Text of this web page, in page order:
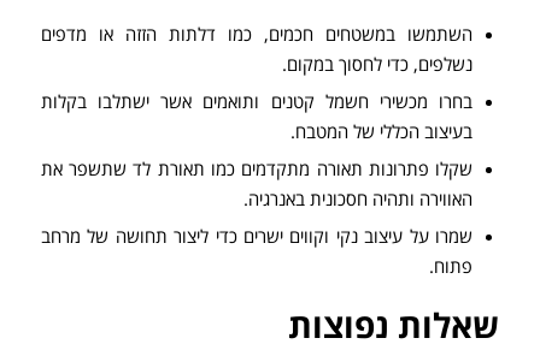
השתמשו במשטחים חכמים, כמו דלתות הזזה או מדפים
נשלפים, כדי לחסוך במקום.
בחרו מכשירי חשמל קטנים ותואמים אשר ישתלבו בקלות
בעיצוב הכללי של המטבח.
שקלו פתרונות תאורה מתקדמים כמו תאורת לד שתשפר את
האווירה ותהיה חסכונית באנרגיה.
שמרו על עיצוב נקי וקווים ישרים כדי ליצור תחושה של מרחב
פתוח.
שאלות נפוצות